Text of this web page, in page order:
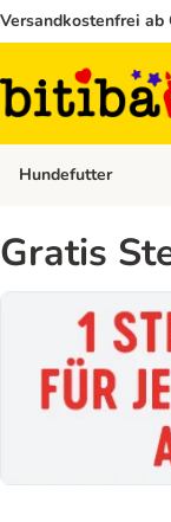
Versandkostenfrei ab
Hundefutter
Gratis